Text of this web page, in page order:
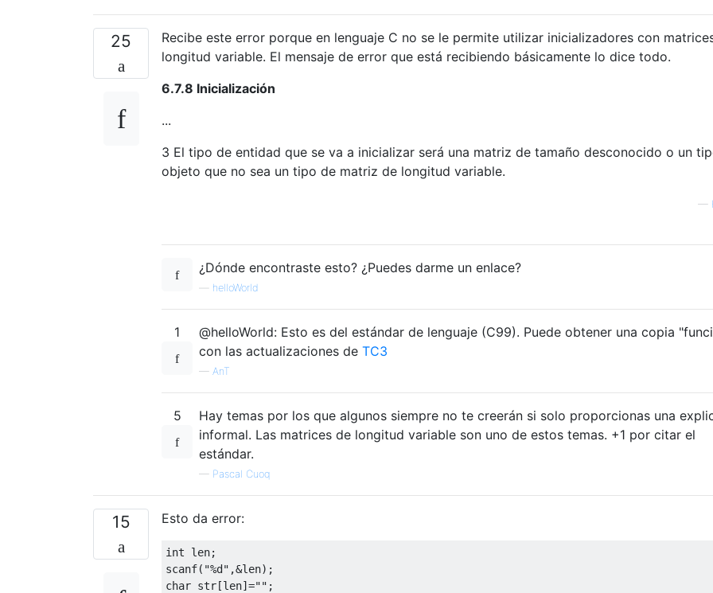
25
Recibe este error porque en lenguaje C no se le permite utilizar inicializadores con
longitud variable. El mensaje de error que está recibiendo básicamente lo dice todo.
6.7.8 Inicialización
...
3 El tipo de entidad que se va a inicializar será una matriz de tamaño desconocido o un
objeto que no sea un tipo de matriz de longitud variable.
—
¿Dónde encontraste esto? ¿Puedes darme un enlace?
helloWorld
1
@helloWorld: Esto es del estándar de lenguaje (C99). Puede obtener una copia
con las actualizaciones de TC3
— AnT
5
Hay temas por los que algunos siempre no te creerán si solo proporcionas una
informal. Las matrices de longitud variable son uno de estos temas. +1 por citar el
estándar.
— Pascal Cuoq
15 Esto da error:
int len;
scanf( "%d" ,&len);
char str[len]="" ;